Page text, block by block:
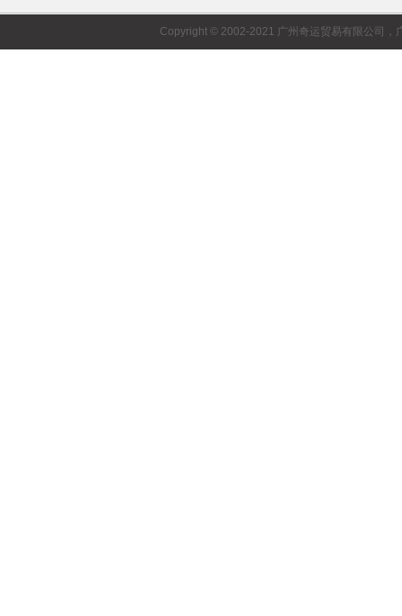
Copyright © 2002-2021 广州奇运贸易有限公司，